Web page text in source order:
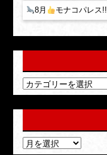
8月 モナコパレス!!